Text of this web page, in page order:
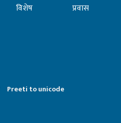
विशेष
प्रवास
Preeti to unicode